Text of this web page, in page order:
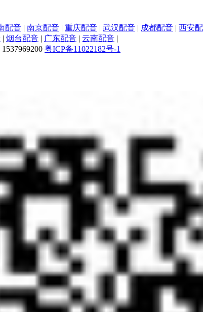
配音 | 南京配音 | 重庆配音 | 武汉配音 | 成都配音 | 西安
| 烟台配音 | 广东配音 | 云南配音 |
粤ICP备11022182号-1